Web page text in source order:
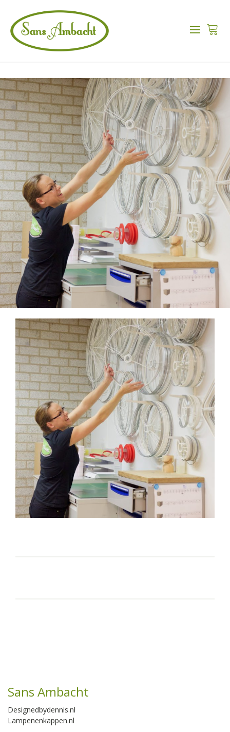
Sans Ambacht
Designedbydennis.nl
Lampenenkappen.nl